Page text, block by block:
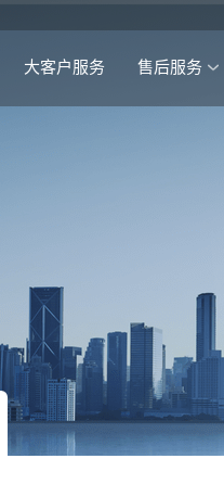
大客户服务 售后服务